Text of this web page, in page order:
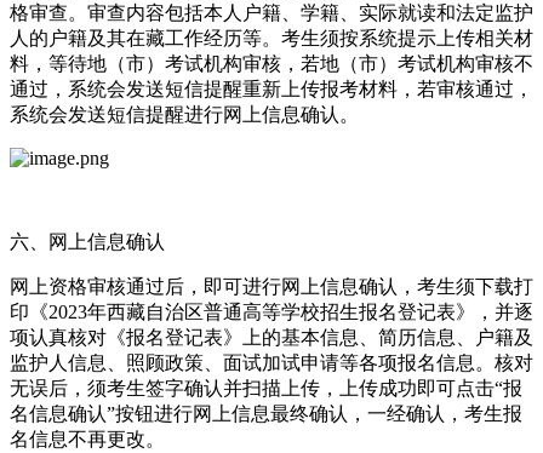
格审查。审查内容包括本人户籍、学籍、实际就读和法定监护
人的户籍及其在藏工作经历等。考生须按系统提示上传相关材
料，等待地（市）考试机构审核，若地（市）考试机构审核不
通过，系统会发送短信提醒重新上传报考材料，若审核通过，
系统会发送短信提醒进行网上信息确认。
六、网上信息确认
网上资格审核通过后，即可进行网上信息确认，考生须下载打
印《2023年西藏自治区普通高等学校招生报名登记表》，并逐
项认真核对《报名登记表》上的基本信息、简历信息、户籍及
监护人信息、照顾政策、面试加试申请等各项报名信息。核对
无误后，须考生签字确认并扫描上传，上传成功即可点击“报
名信息确认”按钮进行网上信息最终确认，一经确认，考生报
名信息不再更改。